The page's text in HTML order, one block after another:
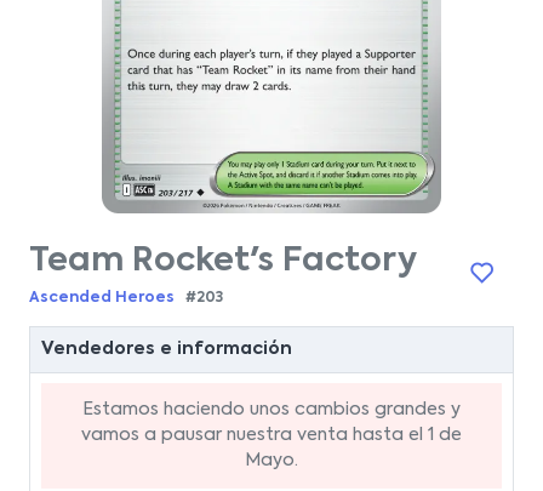
Team Rocket's Factory
Ascended Heroes #203
Vendedores e información
Estamos haciendo unos cambios grandes y
vamos a pausar nuestra venta hasta el 1 de
Mayo.